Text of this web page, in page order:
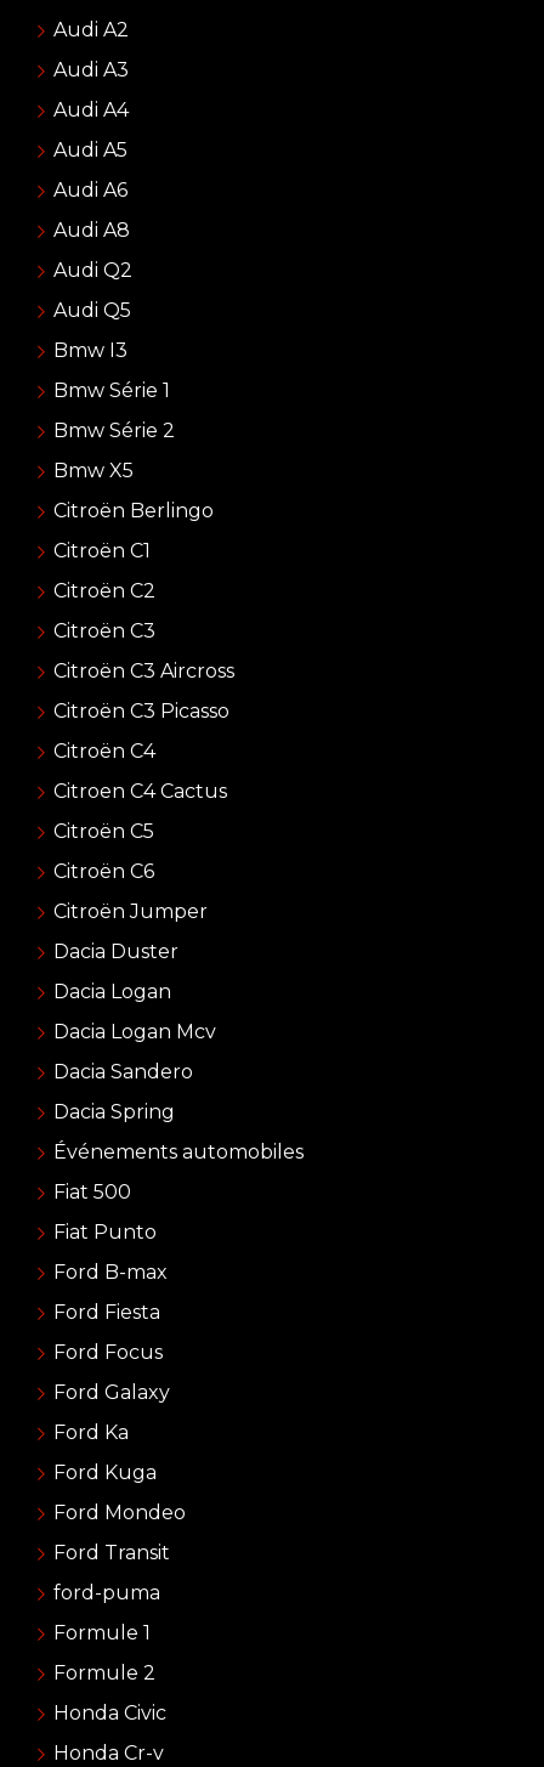
Audi A2
Audi A3
Audi A4
Audi A5
Audi A6
Audi A8
Audi Q2
Audi Q5
Bmw I3
Bmw Série 1
Bmw Série 2
Bmw X5
Citroën Berlingo
Citroën C1
Citroën C2
Citroën C3
Citroën C3 Aircross
Citroën C3 Picasso
Citroën C4
Citroen C4 Cactus
Citroën C5
Citroën C6
Citroën Jumper
Dacia Duster
Dacia Logan
Dacia Logan Mcv
Dacia Sandero
Dacia Spring
Événements automobiles
Fiat 500
Fiat Punto
Ford B-max
Ford Fiesta
Ford Focus
Ford Galaxy
Ford Ka
Ford Kuga
Ford Mondeo
Ford Transit
ford-puma
Formule 1
Formule 2
Honda Civic
Honda Cr-v